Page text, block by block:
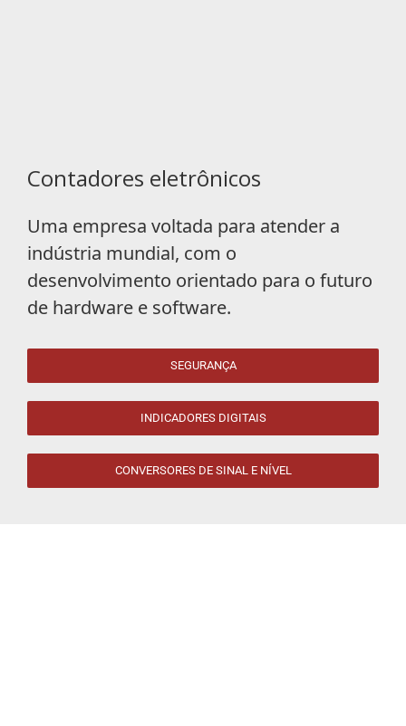
Contadores eletrônicos
Uma empresa voltada para atender a
indústria mundial, com o
desenvolvimento orientado para o futuro
de hardware e software.
SEGURANÇA
INDICADORES DIGITAIS
CONVERSORES DE SINAL E NÍVEL